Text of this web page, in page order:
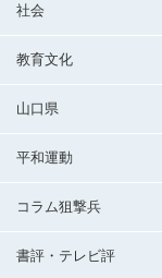
社会
教育文化
山口県
平和運動
コラム狙撃兵
書評・テレビ評